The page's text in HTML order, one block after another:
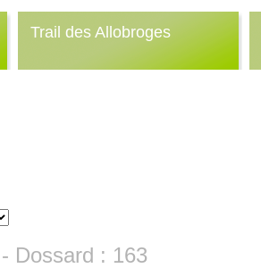
Trail des Allobroges
Dossard : 163